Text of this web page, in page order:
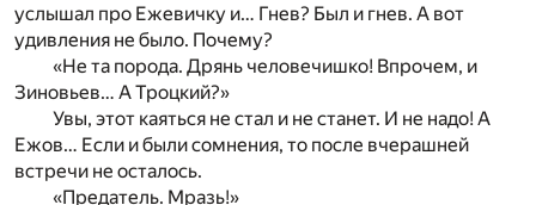
услышал про Ежевичку и… Гнев? Был и гнев. А вот
удивления не было. Почему?
«Не та порода. Дрянь человечишко! Впрочем, и
Зиновьев… А Троцкий?»
Увы, этот каяться не стал и не станет. И не надо! А
Ежов… Если и были сомнения, то после вчерашней
встречи не осталось.
«Предатель. Мразь!»